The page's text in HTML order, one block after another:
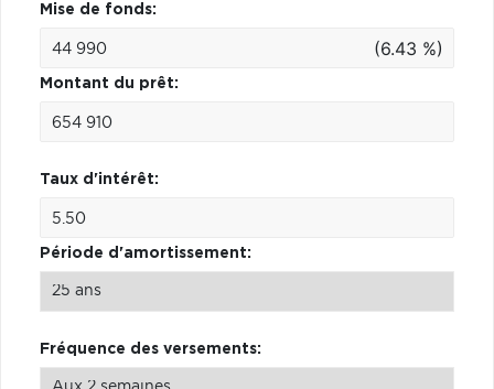
Mise de fonds:
(6.43 %)
Montant du prêt:
Taux d'intérêt:
Période d'amortissement:
Fréquence des versements: